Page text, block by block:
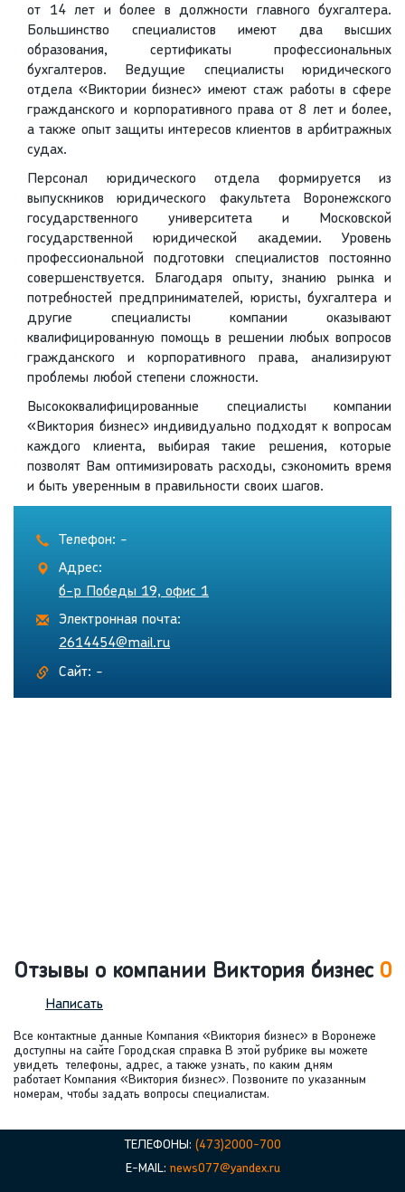
от 14 лет и более в должности главного бухгалтера.
Большинство специалистов имеют два высших
образования, сертификаты профессиональных
бухгалтеров. Ведущие специалисты юридического
отдела «Виктории бизнес» имеют стаж работы в сфере
гражданского и корпоративного права от 8 лет и более,
а также опыт защиты интересов клиентов в арбитражных
судах.
Персонал юридического отдела формируется из
выпускников юридического факультета Воронежского
государственного университета и Московской
государственной юридической академии. Уровень
профессиональной подготовки специалистов постоянно
совершенствуется. Благодаря опыту, знанию рынка и
потребностей предпринимателей, юристы, бухгалтера и
другие специалисты компании оказывают
квалифицированную помощь в решении любых вопросов
гражданского и корпоративного права, анализируют
проблемы любой степени сложности.
Высококвалифицированные специалисты компании
«Виктория бизнес» индивидуально подходят к вопросам
каждого клиента, выбирая такие решения, которые
позволят Вам оптимизировать расходы, сэкономить время
и быть уверенным в правильности своих шагов.
Телефон: -
Адрес:
б-р Победы 19, офис 1
Электронная почта:
2614454@mail.ru
Сайт: -
Отзывы о компании Виктория бизнес 0
Написать
Все контактные данные Компания «Виктория бизнес» в Воронеже
доступны на сайте Городская справка В этой рубрике вы можете
увидеть телефоны, адрес, а также узнать, по каким дням
работает Компания «Виктория бизнес». Позвоните по указанным
номерам, чтобы задать вопросы специалистам.
ТЕЛЕФОНЫ: (473)2000-700
E-MAIL: news077@yandex.ru